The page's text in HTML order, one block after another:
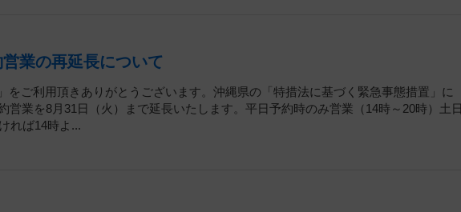
業の再延長について
をご利用頂きありがとうございます。沖縄県の「特措法に基づく緊急事態措置」に
営業を8月31日（火）まで延長いたします。平日予約時のみ営業（14時～20時）土日
れば14時よ...